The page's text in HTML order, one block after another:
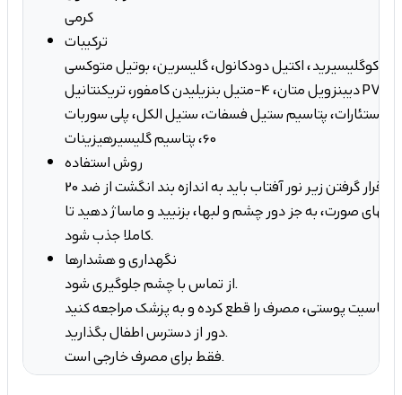
کرمی
ترکیبات
کوکوگلیسیرید، اکتیل دودکانول، گلیسرین، بوتیل متوکسی
دیبنزویل متان، 4-متیل بنزیلیدن کامفور، تریکنتانیل PVP، تیتانیم دی اکسید،
استئارات، پتاسیم ستیل فسفات، ستیل الکل، پلی سوربات
60، پتاسیم گلیسیرهیزینات
روش استفاده
20 تا 30 دقیقه قبل از قرار گرفتن زیر نور آفتاب باید به اندازه بند انگشت از ضد
صورت، به جز دور چشم و لبها، بزنیید و ماساژ دهید تا
کاملا جذب شود.
نگهداری و هشدارها
از تماس با چشم جلوگیری شود.
دور از دسترس اطفال بگذارید.
فقط برای مصرف خارجی است.